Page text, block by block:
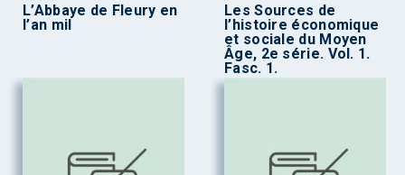
L’Abbaye de Fleury en
l’an mil
Les Sources de
l’histoire économique
et sociale du Moyen
Âge, 2e série. Vol. 1.
Fasc. 1.